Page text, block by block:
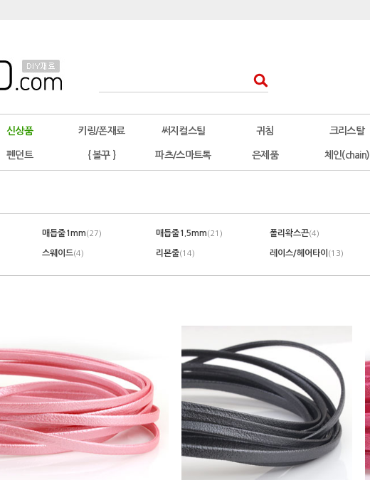
신상품 키링/폰재료 써지컬스틸 귀침 크리스탈
펜던트 { 볼꾸 } 파츠/스마트톡 은제품 체인(chain)
매듭줄1mm(27) 매듭줄1.5mm(21) 폴리왁스끈(4)
스웨이드(4) 리본줄(14) 레이스/헤어타이 (13)